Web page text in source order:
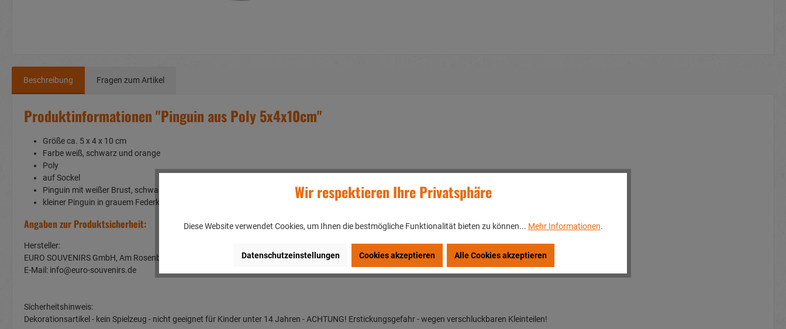
Beschreibung Fragen zum Artikel
Produktinformationen "Pinguin aus Poly 5x4x10cm"
Größe ca. 5 x 4 x 10 cm
Farbe weiß, schwarz und orange
Poly
auf Sockel
Pinguin mit weißer Brust, schwarzem Rücken, orangefarbenem Hals, schwarzem Gesicht und schwarzen Füßen
kleiner Pinguin in grauem Federkleid mit weißem Gesicht und schwarzer Maske, schwarzen Füßen
Angaben zur Produktsicherheit:
Hersteller:
EURO SOUVENIRS GmbH, Am Rosenbühl 2, 91466 Gerhardshofen/DEUTSCHLAND
E-Mail: info@euro-souvenirs.de
Sicherheitshinweis:
Dekorationsartikel - kein Spielzeug - nicht geeignet für Kinder unter 14 Jahren - ACHTUNG! Erstickungsgefahr - wegen verschluckbaren Kleinteilen!
Wir respektieren Ihre Privatsphäre
Diese Website verwendet Cookies, um Ihnen die bestmögliche Funktionalität bieten zu können... Mehr Informationen.
Datenschutzeinstellungen Cookies akzeptieren Alle Cookies akzeptieren